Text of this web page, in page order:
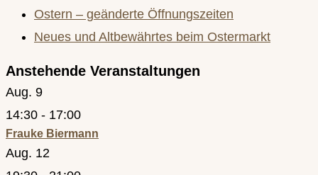
Ostern – geänderte Öffnungszeiten
Neues und Altbewährtes beim Ostermarkt
Anstehende Veranstaltungen
Aug. 9
14:30 - 17:00
Frauke Biermann
Aug. 12